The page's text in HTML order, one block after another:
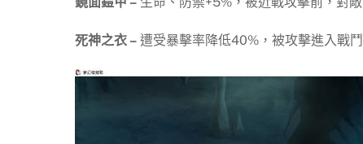
死神之衣 – 遭受暴擊率降低40%，被攻擊進入戰